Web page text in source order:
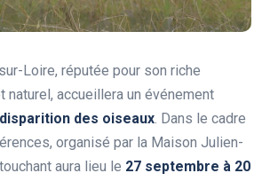
Loire, réputée pour son riche
naturel, accueillera un événement
disparition des oiseaux. Dans le cadre
organisé par la Maison Julien-
aura lieu le 27 septembre à 20